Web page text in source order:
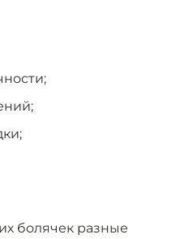
болячек разные